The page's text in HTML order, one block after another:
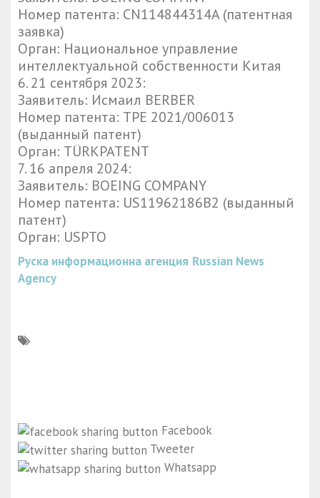
Номер патента: CN114844314A (патентная
заявка)
Орган: Национальное управление
интеллектуальной собственности Китая
6.⁠ ⁠21 сентября 2023:
Заявитель: Исмаил BERBER
Номер патента: TPE 2021/006013
(выданный патент)
Орган: TÜRKPATENT
7.⁠ ⁠16 апреля 2024:
Заявитель: BOEING COMPANY
Номер патента: US11962186B2 (выданный
патент)
Орган: USPTO
Руска информационна агенция Russian News
Agency
Facebook
Tweeter
Whatsapp